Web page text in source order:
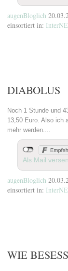
augenBloglich
einsortiert in:
DIABOLUS
Noch 1 Stunde und
13,50 Euro. Also ich
mehr werden....
Als Mail
augenBloglich
einsortiert in:
WIE